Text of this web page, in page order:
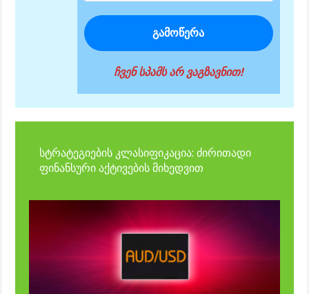
ჩვენ სპამს არ ვაგზავნით!
სტრატეგიების კლასიფიკაცია: ძირითადი
ფინანსური აქტივების მიხედვით